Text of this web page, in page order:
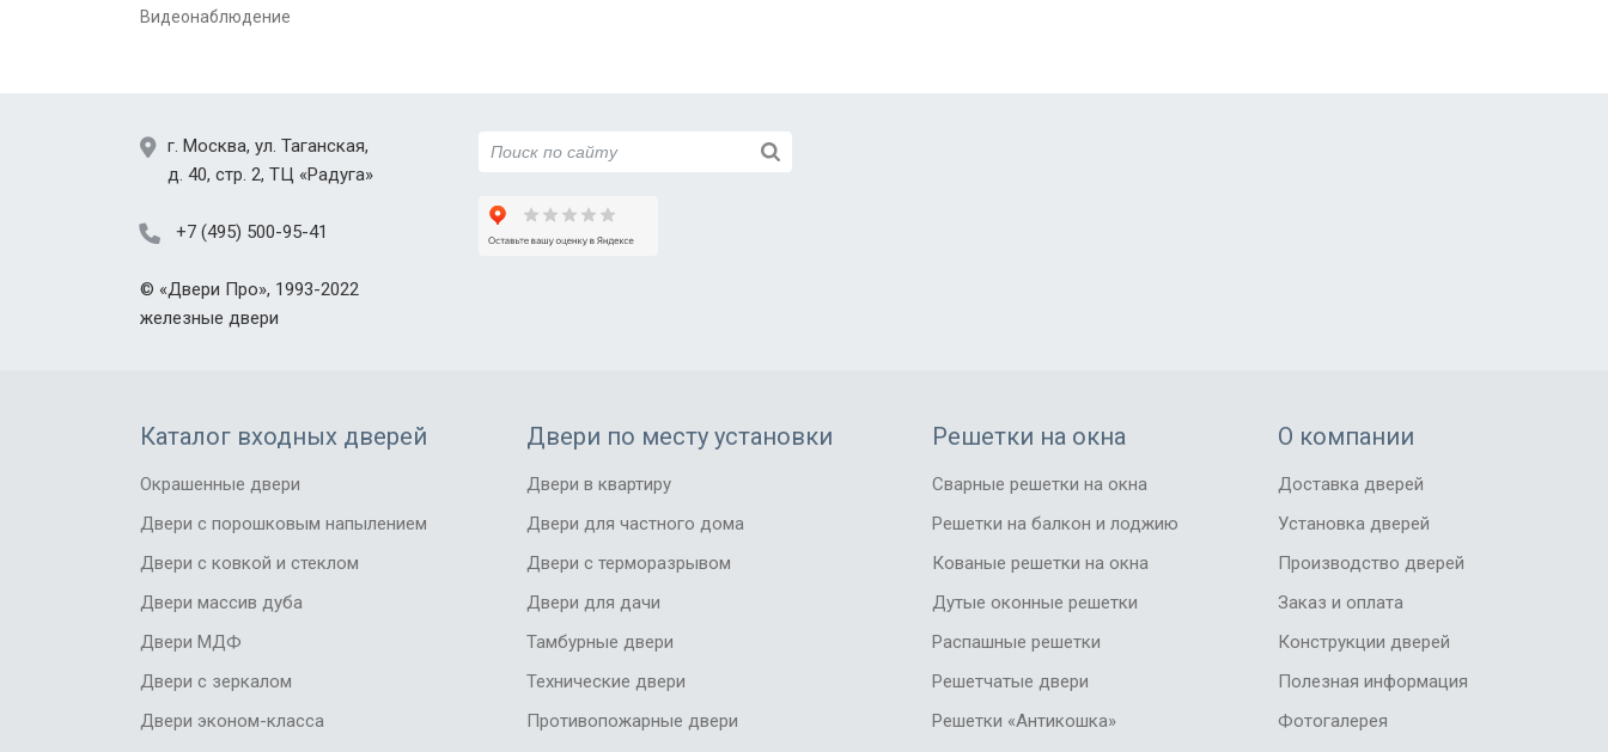
Видеонаблюдение
г. Москва, ул. Таганская,
д. 40, стр. 2, ТЦ «Радуга»
+7 (495) 500-95-41
© «Двери Про», 1993-2022
железные двери
Каталог входных дверей
Окрашенные двери
Двери с порошковым напылением
Двери с ковкой и стеклом
Двери массив дуба
Двери МДФ
Двери с зеркалом
Двери эконом-класса
Двери по месту установки
Двери в квартиру
Двери для частного дома
Двери с терморазрывом
Двери для дачи
Тамбурные двери
Технические двери
Противопожарные двери
Решетки на окна
Сварные решетки на окна
Решетки на балкон и лоджию
Кованые решетки на окна
Дутые оконные решетки
Распашные решетки
Решетчатые двери
Решетки «Антикошка»
О компании
Доставка дверей
Установка дверей
Производство дверей
Заказ и оплата
Конструкции дверей
Полезная информация
Фотогалерея